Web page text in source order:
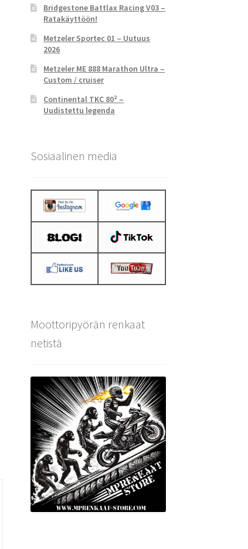
Bridgestone Battlax Racing V03 –
Ratakäyttöön!
Metzeler Sportec 01 – Uutuus
2026
Metzeler ME 888 Marathon Ultra –
Custom / cruiser
Continental TKC 80² –
Uudistettu legenda
Sosiaalinen media
Moottoripyörän renkaat
netistä